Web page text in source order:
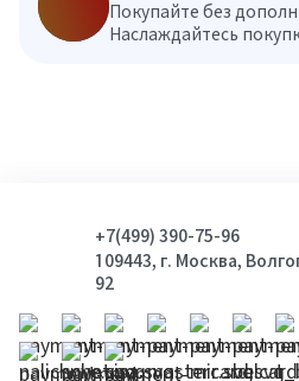
Покупайте без
Наслаждайтесь
+7(499) 390-75-96
109443, г. Москва,
92